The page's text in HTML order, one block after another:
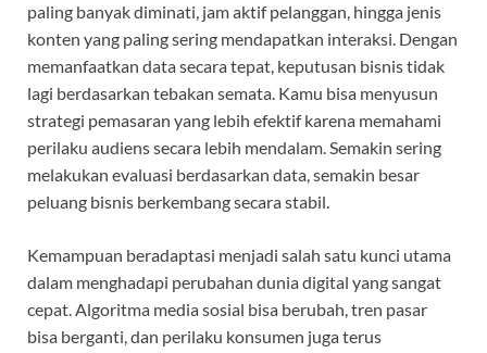
paling banyak diminati, jam aktif pelanggan, hingga jenis
konten yang paling sering mendapatkan interaksi. Dengan
memanfaatkan data secara tepat, keputusan bisnis tidak
lagi berdasarkan tebakan semata. Kamu bisa menyusun
strategi pemasaran yang lebih efektif karena memahami
perilaku audiens secara lebih mendalam. Semakin sering
melakukan evaluasi berdasarkan data, semakin besar
peluang bisnis berkembang secara stabil.
Kemampuan beradaptasi menjadi salah satu kunci utama
dalam menghadapi perubahan dunia digital yang sangat
cepat. Algoritma media sosial bisa berubah, tren pasar
bisa berganti, dan perilaku konsumen juga terus